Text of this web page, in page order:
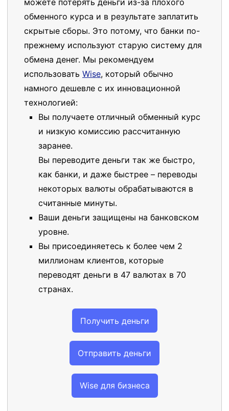
можете потерять деньги из-за плохого
обменного курса и в результате заплатить
скрытые сборы. Это потому, что банки по-
прежнему используют старую систему для
обмена денег. Мы рекомендуем
использовать Wise, который обычно
намного дешевле с их инновационной
технологией:
Вы получаете отличный обменный курс
и низкую комиссию рассчитанную
заранее.
Вы переводите деньги так же быстро,
как банки, и даже быстрее – переводы
некоторых валюты обрабатываются в
считанные минуты.
Ваши деньги защищены на банковском
уровне.
Вы присоединяетесь к более чем 2
миллионам клиентов, которые
переводят деньги в 47 валютах в 70
странах.
Получить деньги
Отправить деньги
Wise для бизнеса